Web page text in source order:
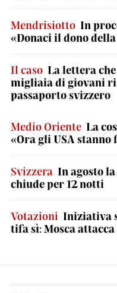
Mendrisiotto In
«Donaci il dono
Il caso La lettera che
migliaia di giovani
passaporto svizzero
Medio Oriente La
«Ora gli USA
Svizzera In agosto
chiude per 12 notti
Votazioni Iniziativa
tifa sì: Mosca attacca